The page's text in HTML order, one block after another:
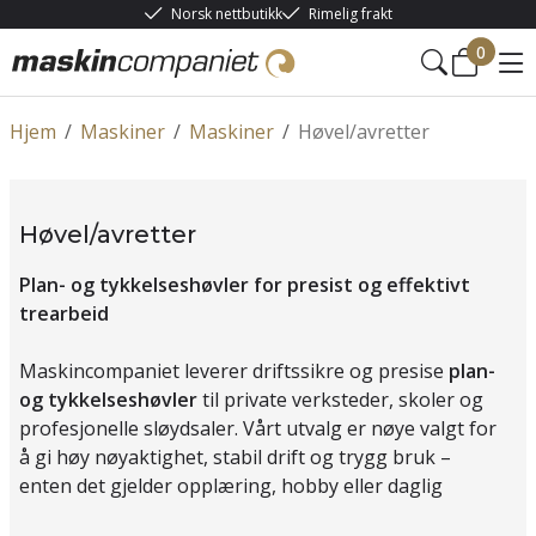
Norsk nettbutikk Rimelig frakt
0
/
Hjem /
Maskiner /
Maskiner Høvel/avretter
Høvel/avretter
Plan- og tykkelseshøvler for presist og effektivt
trearbeid
Maskincompaniet leverer driftssikre og presise plan-
og tykkelseshøvlertil private verksteder, skoler og
profesjonelle sløydsaler. Vårt utvalg er nøye valgt for
å gi høy nøyaktighet, stabil drift og trygg bruk –
enten det gjelder opplæring, hobby eller daglig